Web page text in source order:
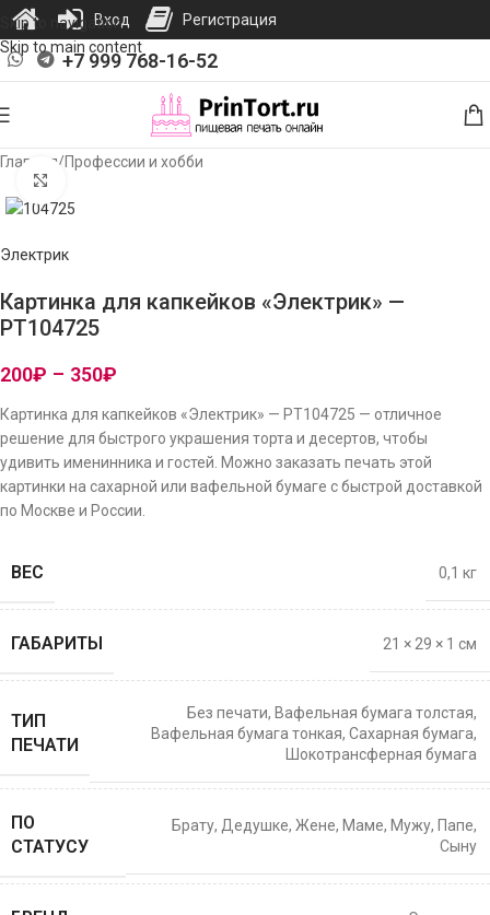
Skip to navigation
Skip to main content
+7 999 768-16-52
Главная/Профессии и хобби
Электрик
Картинка для капкейков «Электрик» —
PT104725
200₽ – 350₽
Картинка для капкейков «Электрик» — PT104725 — отличное
решение для быстрого украшения торта и десертов, чтобы
удивить именинника и гостей. Можно заказать печать этой
картинки на сахарной или вафельной бумаге с быстрой доставкой
по Москве и России.
ВЕС 0,1 кг
ГАБАРИТЫ 21 × 29 × 1 см
ТИП
ПЕЧАТИ
Без печати, Вафельная бумага толстая,
Вафельная бумага тонкая, Сахарная бумага,
Шокотрансферная бумага
ПО
СТАТУСУ
Брату, Дедушке, Жене, Маме, Мужу, Папе,
Сыну
Вход Регистрация